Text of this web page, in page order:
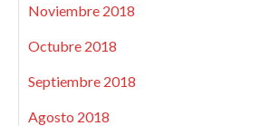
Noviembre 2018
Octubre 2018
Septiembre 2018
Agosto 2018